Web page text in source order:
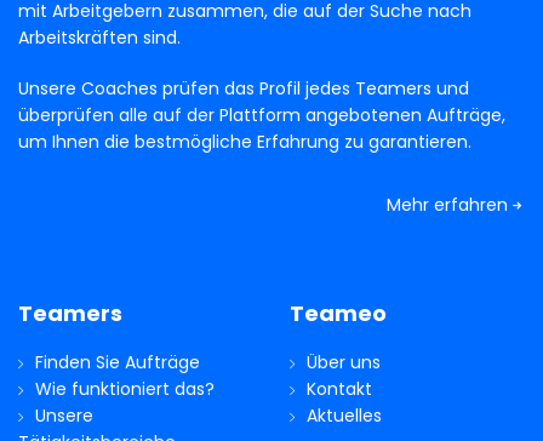
mit Arbeitgebern zusammen, die auf der Suche nach
Arbeitskräften sind.
Unsere Coaches prüfen das Profil jedes Teamers und
überprüfen alle auf der Plattform angebotenen Aufträge,
um Ihnen die bestmögliche Erfahrung zu garantieren.
Mehr erfahren
Teamers
Finden Sie Aufträge
Wie funktioniert das?
Unsere
Teameo
Über uns
Kontakt
Aktuelles